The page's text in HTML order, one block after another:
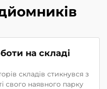
на складі
складів стикнувся з
свого наявного парку